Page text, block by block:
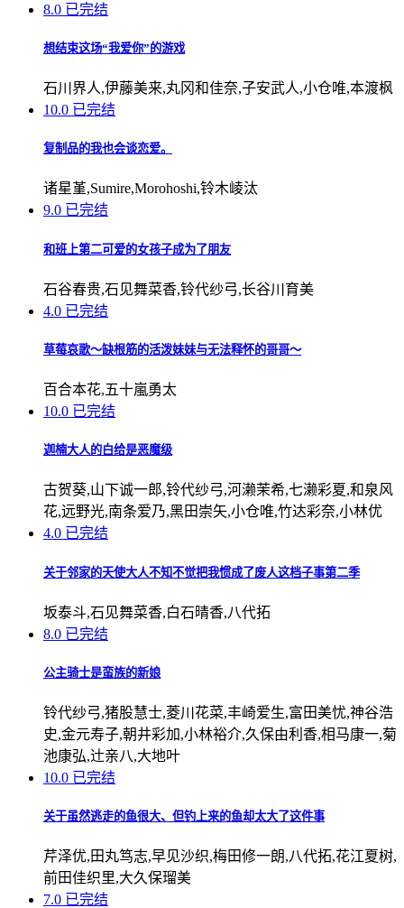
8.0 已完结
想结束这场“我爱你”的游戏
石川界人,伊藤美来,丸冈和佳奈,子安武人,小仓唯,本渡枫
10.0 已完结
复制品的我也会谈恋爱。
诸星堇,Sumire,Morohoshi,铃木崚汰
9.0 已完结
和班上第二可爱的女孩子成为了朋友
石谷春贵,石见舞菜香,铃代纱弓,长谷川育美
4.0 已完结
草莓哀歌～缺根筋的活泼妹妹与无法释怀的哥哥～
百合本花,五十嵐勇太
10.0 已完结
迦楠大人的白给是恶魔级
古贺葵,山下诚一郎,铃代纱弓,河濑茉希,七濑彩夏,和泉风
花,远野光,南条爱乃,黑田崇矢,小仓唯,竹达彩奈,小林优
4.0 已完结
关于邻家的天使大人不知不觉把我惯成了废人这档子事第二季
坂泰斗,石见舞菜香,白石晴香,八代拓
8.0 已完结
公主骑士是蛮族的新娘
铃代纱弓,猪股慧士,菱川花菜,丰崎爱生,富田美忧,神谷浩
史,金元寿子,朝井彩加,小林裕介,久保由利香,相马康一,菊
池康弘,辻亲八,大地叶
10.0 已完结
关于虽然逃走的鱼很大、但钓上来的鱼却太大了这件事
芹泽优,田丸笃志,早见沙织,梅田修一朗,八代拓,花江夏树,
前田佳织里,大久保瑠美
7.0 已完结